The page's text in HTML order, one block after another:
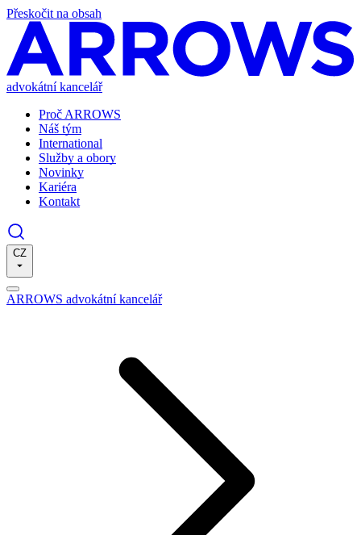
Přeskočit na obsah
advokátní kancelář
Proč ARROWS
Náš tým
International
Služby a obory
Novinky
Kariéra
Kontakt
CZ
ARROWS advokátní kancelář